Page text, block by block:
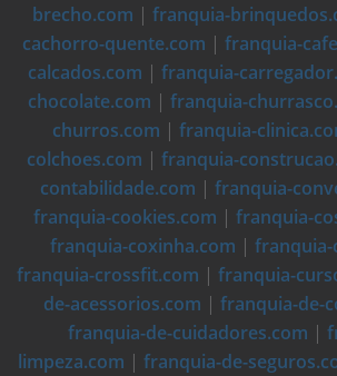
brecho.com | franquia-
cachorro-quente.com | franquia-
calcados.com | franquia-
chocolate.com | franquia-
churros.com | franquia-
colchoes.com | franquia-
contabilidade.com | franquia-
franquia-cookies.com | franquia-
franquia-coxinha.com |
franquia-crossfit.com | franquia-
de-acessorios.com | franquia-de-
franquia-de-cuidadores.com |
limpeza.com | franquia-de-